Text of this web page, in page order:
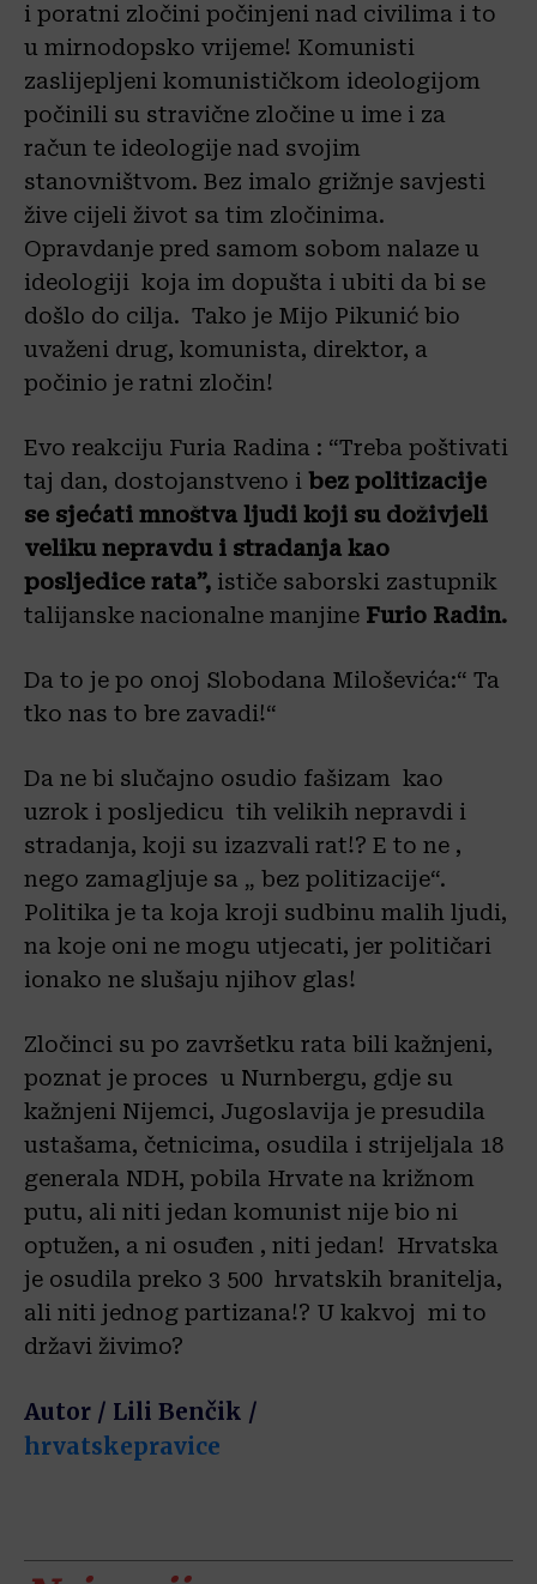
i poratni zločini počinjeni nad civilima i to
u mirnodopsko vrijeme! Komunisti
zaslijepljeni komunističkom ideologijom
počinili su stravične zločine u ime i za
račun te ideologije nad svojim
stanovništvom. Bez imalo grižnje savjesti
žive cijeli život sa tim zločinima.
Opravdanje pred samom sobom nalaze u
ideologiji koja im dopušta i ubiti da bi se
došlo do cilja. Tako je Mijo Pikunić bio
uvaženi drug, komunista, direktor, a
počinio je ratni zločin!
Evo reakciju Furia Radina : “Treba poštivati
taj dan, dostojanstveno i bez politizacije
se sjećati mnoštva ljudi koji su doživjeli
veliku nepravdu i stradanja kao
posljedice rata”, ističe saborski zastupnik
talijanske nacionalne manjine Furio Radin.
Da to je po onoj Slobodana Miloševića:“ Ta
tko nas to bre zavadi!“
Da ne bi slučajno osudio fašizam kao
uzrok i posljedicu tih velikih nepravdi i
stradanja, koji su izazvali rat!? E to ne ,
nego zamagljuje sa „ bez politizacije“.
Politika je ta koja kroji sudbinu malih ljudi,
na koje oni ne mogu utjecati, jer političari
ionako ne slušaju njihov glas!
Zločinci su po završetku rata bili kažnjeni,
poznat je proces u Nurnbergu, gdje su
kažnjeni Nijemci, Jugoslavija je presudila
ustašama, četnicima, osudila i strijeljala 18
generala NDH, pobila Hrvate na križnom
putu, ali niti jedan komunist nije bio ni
optužen, a ni osuđen , niti jedan! Hrvatska
je osudila preko 3 500 hrvatskih branitelja,
ali niti jednog partizana!? U kakvoj mi to
državi živimo?
Autor / Lili Benčik /
hrvatskepravice